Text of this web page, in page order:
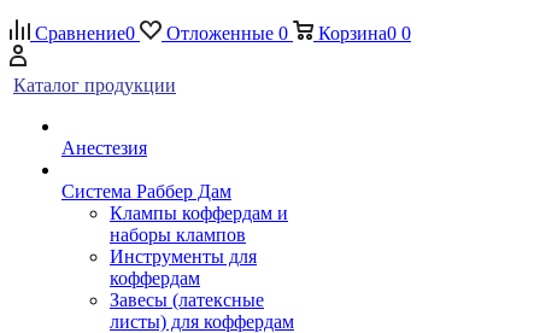
Сравнение0 Отложенные 0 Корзина0 0
Каталог продукции
Анестезия
Система Раббер Дам
Клампы коффердам и
наборы клампов
Инструменты для
коффердам
Завесы (латексные
листы) для коффердам